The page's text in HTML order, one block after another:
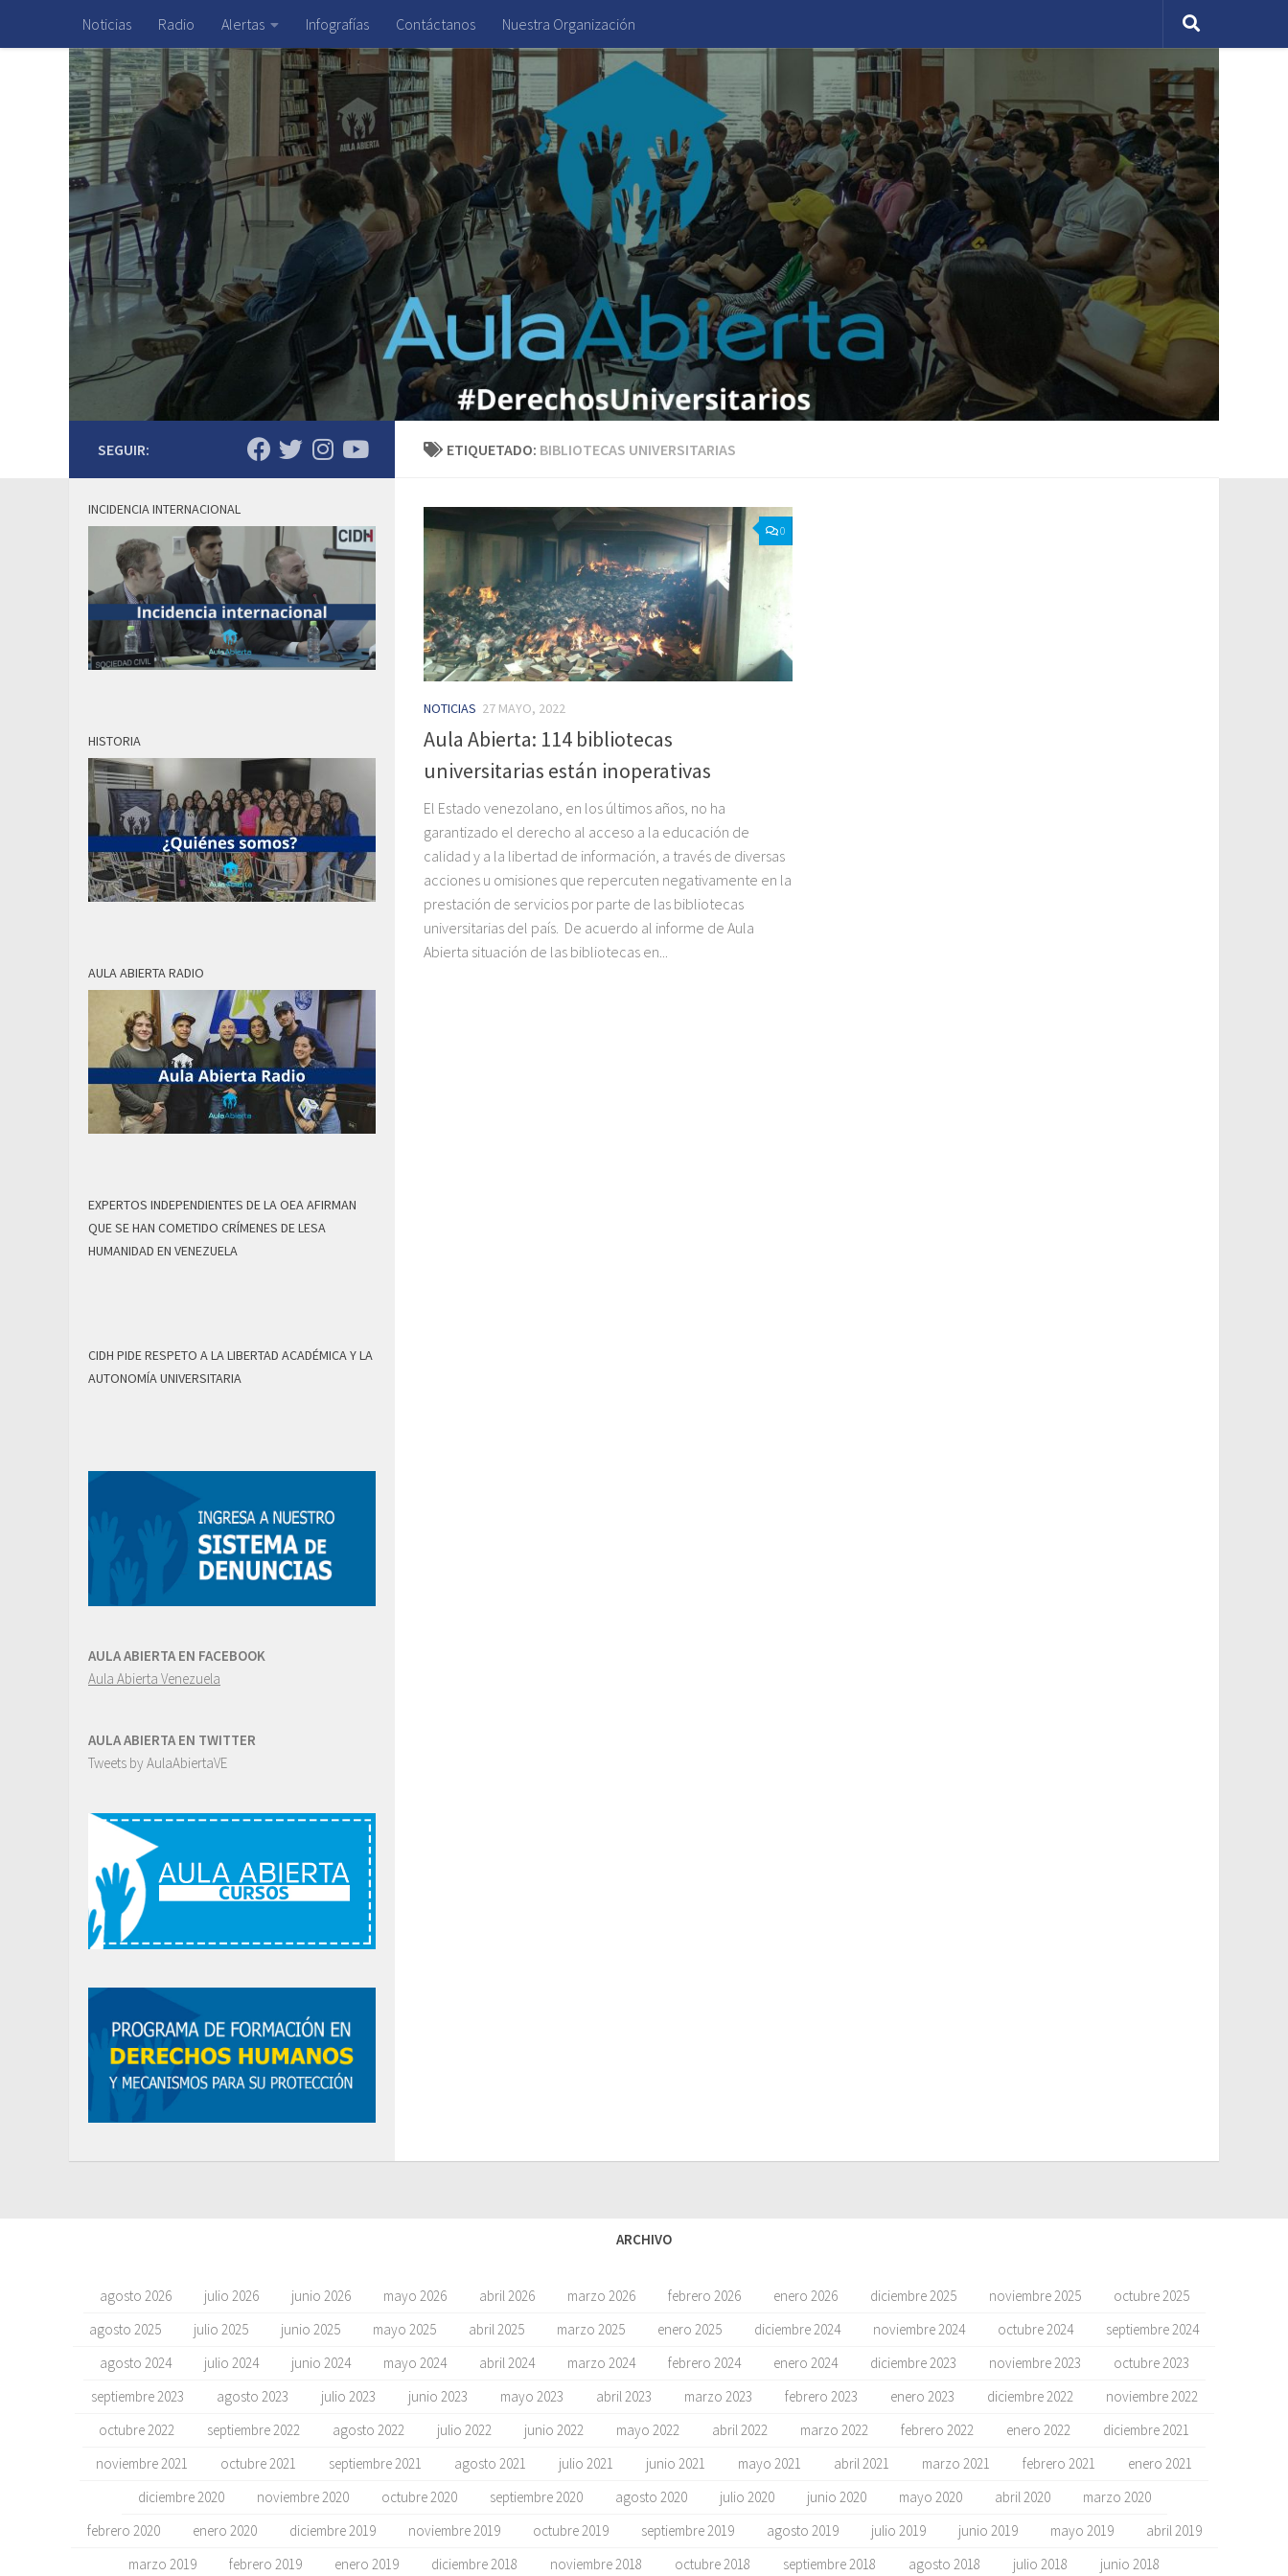
Saltar al contenido
Noticias Radio Alertas Infografías Contáctanos Nuestra Organización
ETIQUETADO: BIBLIOTECAS UNIVERSITARIAS
0
NOTICIAS 27 MAYO, 2022
Aula Abierta: 114 bibliotecas
universitarias están inoperativas
El Estado venezolano, en los últimos años, no ha
garantizado el derecho al acceso a la educación de
calidad y a la libertad de información, a través de diversas
acciones u omisiones que repercuten negativamente en la
prestación de servicios por parte de las bibliotecas
universitarias del país. De acuerdo al informe de Aula
Abierta situación de las bibliotecas en...
SEGUIR:
INCIDENCIA INTERNACIONAL
HISTORIA
AULA ABIERTA RADIO
EXPERTOS INDEPENDIENTES DE LA OEA AFIRMAN
QUE SE HAN COMETIDO CRÍMENES DE LESA
HUMANIDAD EN VENEZUELA
CIDH PIDE RESPETO A LA LIBERTAD ACADÉMICA Y LA
AUTONOMÍA UNIVERSITARIA
AULA ABIERTA EN FACEBOOK
Aula Abierta Venezuela
AULA ABIERTA EN TWITTER
Tweets by AulaAbiertaVE
ARCHIVO
agosto 2026 julio 2026 junio 2026 mayo 2026 abril 2026 marzo 2026 febrero 2026 enero 2026 diciembre 2025 noviembre 2025
octubre 2025
agosto 2025
julio 2025 junio 2025 mayo 2025 abril 2025 marzo 2025 enero 2025 diciembre 2024 noviembre 2024 octubre 2024
septiembre 2024
agosto 2024
julio 2024 junio 2024 mayo 2024 abril 2024 marzo 2024 febrero 2024 enero 2024 diciembre 2023 noviembre 2023
octubre 2023
septiembre 2023
agosto 2023 julio 2023 junio 2023 mayo 2023 abril 2023 marzo 2023 febrero 2023 enero 2023 diciembre 2022
noviembre 2022
octubre 2022
septiembre 2022 agosto 2022 julio 2022 junio 2022 mayo 2022 abril 2022 marzo 2022 febrero 2022 enero 2022
diciembre 2021
noviembre 2021
octubre 2021 septiembre 2021 agosto 2021 julio 2021 junio 2021 mayo 2021 abril 2021 marzo 2021 febrero 2021
enero 2021
diciembre 2020
noviembre 2020 octubre 2020 septiembre 2020 agosto 2020 julio 2020 junio 2020 mayo 2020 abril 2020
marzo 2020
febrero 2020
enero 2020 diciembre 2019 noviembre 2019 octubre 2019 septiembre 2019 agosto 2019 julio 2019 junio 2019 mayo 2019
abril 2019
marzo 2019
febrero 2019 enero 2019 diciembre 2018 noviembre 2018 octubre 2018 septiembre 2018 agosto 2018 julio 2018 junio 2018